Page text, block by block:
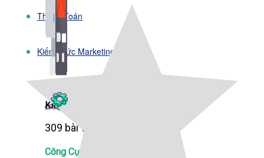
Kiến Thức Website
309 bài viết
Thanh Toán
Kiến Thức Marketing
Công Cụ Marketing